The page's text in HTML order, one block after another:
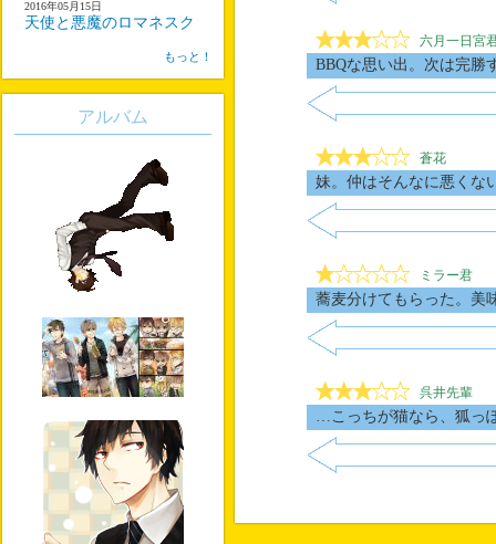
六月一日宮
BBQな思い出。次は完勝
蒼花
妹。仲はそんなに悪くな
ミラー君
蕎麦分けてもらった。美
呉井先輩
…こっちが猫なら、狐っ
2016年05月15日
天使と悪魔のロマネスク
もっと！
アルバム